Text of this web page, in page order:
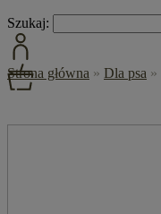
Szukaj:
Strona główna » Dla psa »